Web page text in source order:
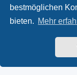
bestmöglichen
bieten. Mehr